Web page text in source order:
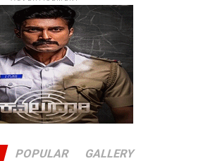
POPULAR GALLERY